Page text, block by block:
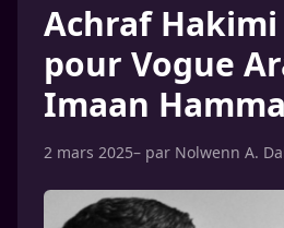
Achraf Hakimi
pour Vogue
Imaan
2 mars 2025– par Nolwenn A.